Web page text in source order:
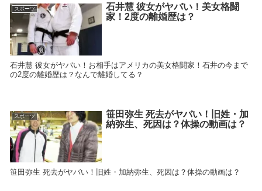
スポーツ
石井慧 彼女がヤバい！美女格闘
家！2度の離婚歴は？
石井慧 彼女がヤバい！お相手はアメリカの美女格闘家！石井の今まで
の2度の離婚歴は？なんで離婚してる？
スポーツ
笹田弥生 死去がヤバい！旧姓・加
納弥生、死因は？体操の動画は？
笹田弥生 死去がヤバい！旧姓・加納弥生、死因は？体操の動画は？